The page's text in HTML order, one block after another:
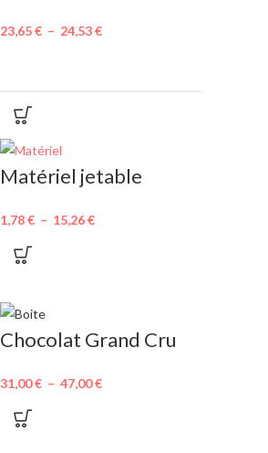
23,65€ – 24,53€
Matériel jetable
1,78€ – 15,26€
Chocolat Grand Cru
31,00€ – 47,00€